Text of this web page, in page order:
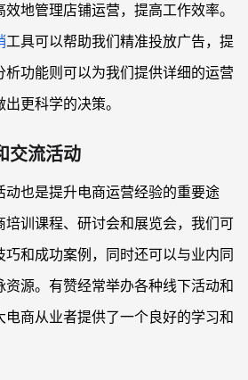
地管理店铺运营，提高工作效率。
工具可以帮助我们精准投放广告，提
功能则可以为我们提供详细的运营
更科学的决策。
交流活动
动也是提升电商运营经验的重要途
培训课程、研讨会和展览会，我们可
和成功案例，同时还可以与业内同
源。有赞经常举办各种线下活动和
商从业者提供了一个良好的学习和